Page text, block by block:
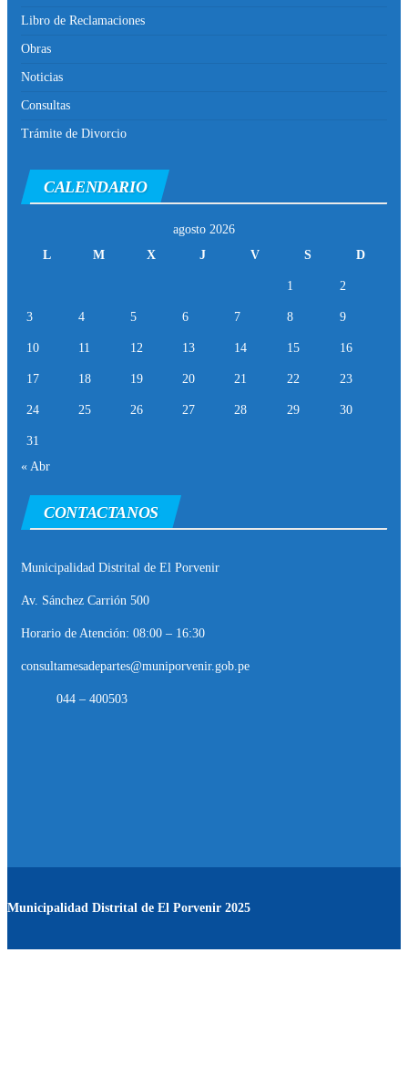
Libro de Reclamaciones
Obras
Noticias
Consultas
Trámite de Divorcio
CALENDARIO
agosto 2026
L
M X J V S D
1 2
3 4 5 6 7 8 9
10 11 12 13 14 15 16
17 18 19 20 21 22 23
24 25 26 27 28 29 30
31
« Abr
CONTACTANOS
Municipalidad Distrital de El Porvenir
Av. Sánchez Carrión 500
Horario de Atención: 08:00 – 16:30
consultamesadepartes@muniporvenir.gob.pe
044 – 400503
Municipalidad Distrital de El Porvenir 2025